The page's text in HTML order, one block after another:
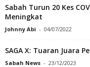
Sabah Turun 20 Kes
Meningkat
Johnny Abi - 04/07/2022
SAGA X: Tuaran Juara
Sabah News - 23/12/2023